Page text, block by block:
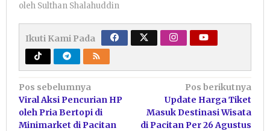
oleh Sulthan Shalahuddin
Ikuti Kami Pada
Navigasi
pos
Pos sebelumnya
Viral Aksi Pencurian HP
oleh Pria Bertopi di
Minimarket di Pacitan
Pos berikutnya
Update Harga Tiket
Masuk Destinasi Wisata
di Pacitan Per 26 Agustus